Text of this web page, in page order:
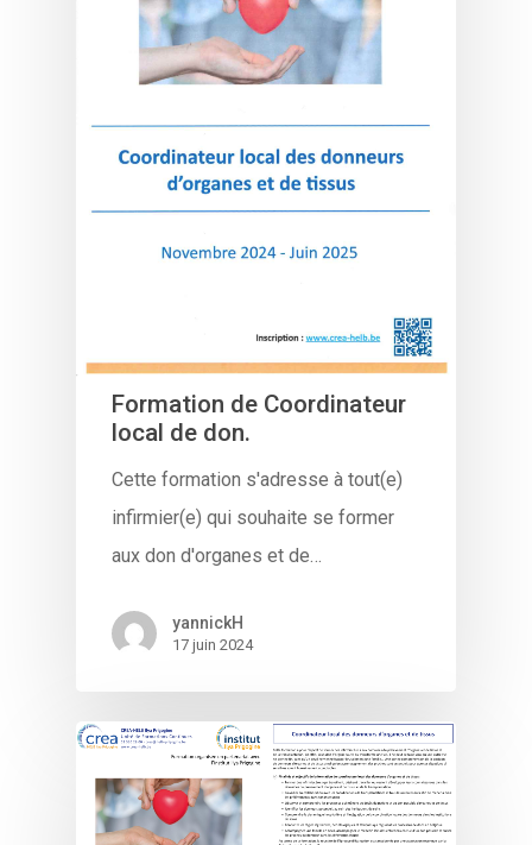
Formation de Coordinateur
local de don.
Cette formation s'adresse à tout(e)
infirmier(e) qui souhaite se former
aux don d'organes et de…
yannickH
17 juin 2024